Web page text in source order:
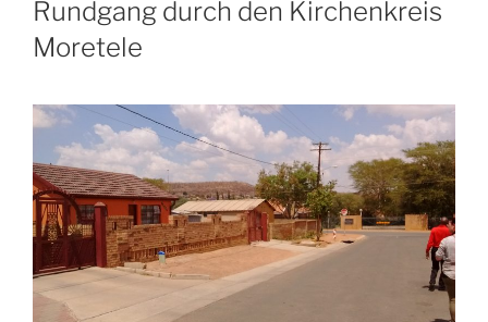
Rundgang durch den Kirchenkreis
Moretele